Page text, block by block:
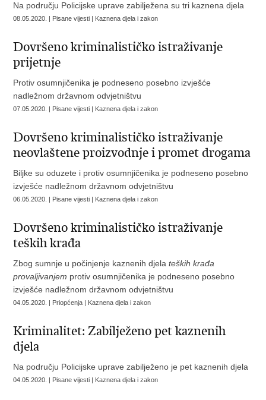
Na području Policijske uprave zabilježena su tri kaznena djela
08.05.2020. | Pisane vijesti | Kaznena djela i zakon
Dovršeno kriminalističko istraživanje
prijetnje
Protiv osumnjičenika je podneseno posebno izvješće
nadležnom državnom odvjetništvu
07.05.2020. | Pisane vijesti | Kaznena djela i zakon
Dovršeno kriminalističko istraživanje
neovlaštene proizvodnje i promet drogama
Biljke su oduzete i protiv osumnjičenika je podneseno posebno
izvješće nadležnom državnom odvjetništvu
06.05.2020. | Pisane vijesti | Kaznena djela i zakon
Dovršeno kriminalističko istraživanje
teških krađa
Zbog sumnje u počinjenje kaznenih djelateških krađa
provaljivanjem protiv osumnjičenika je podneseno posebno
izvješće nadležnom državnom odvjetništvu
04.05.2020. | Priopćenja | Kaznena djela i zakon
Kriminalitet: Zabilježeno pet kaznenih
djela
Na području Policijske uprave zabilježeno je pet kaznenih djela
04.05.2020. | Pisane vijesti | Kaznena djela i zakon